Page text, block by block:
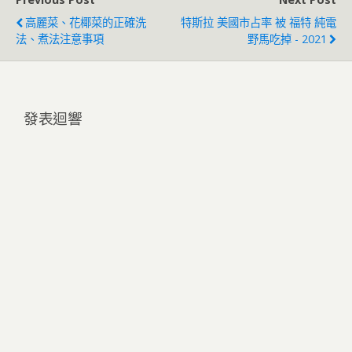
高麗菜、花椰菜的正確洗
法、煮法注意事項
特斯拉 美國市占率 被 福特 純電
野馬吃掉 - 2021
發表迴響